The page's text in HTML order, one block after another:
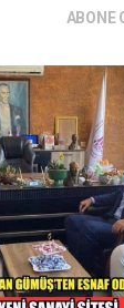
ABONE